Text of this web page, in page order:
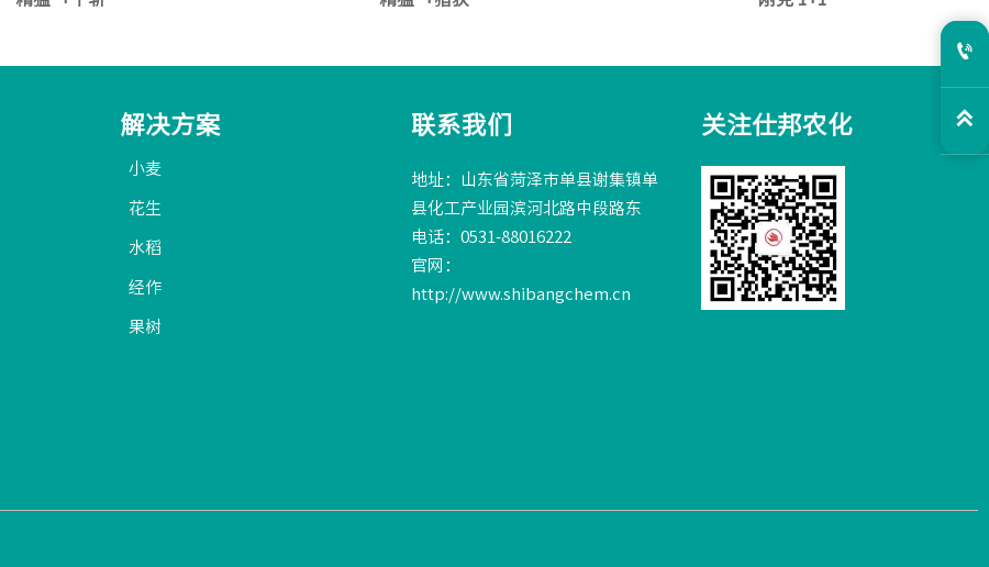
解决方案
小麦
花生
水稻
经作
果树
联系我们
地址：山东省菏泽市单县谢集镇单
县化工产业园滨河北路中段路东
电话：0531-88016222
官网：
http://www.shibangchem.cn
关注仕邦农化

